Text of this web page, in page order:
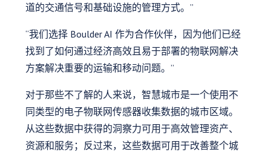
道的交通信号和基础设施的管理方式。”
“我们选择 Boulder AI 作为合作伙伴，因为他们已经
找到了如何通过经济高效且易于部署的物联网解决
方案解决重要的运输和移动问题。”
对于那些不了解的人来说，智慧城市是一个使用不
同类型的电子物联网传感器收集数据的城市区域。
从这些数据中获得的洞察力可用于高效管理资产、
资源和服务；反过来，这些数据可用于改善整个城